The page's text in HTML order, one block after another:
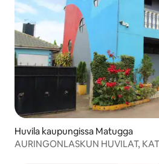
Huvila kaupungissa Matugga
AURINGONLASKUN HUVILAT,